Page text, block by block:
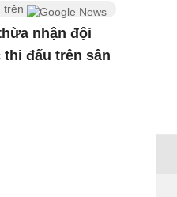
trên
nhận đội
đấu trên sân